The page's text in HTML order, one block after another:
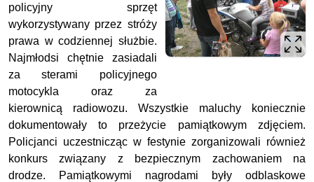
policyjny sprzęt
wykorzystywany przez stróży
prawa w codziennej służbie.
Najmłodsi chętnie zasiadali
za sterami policyjnego
motocykla oraz za
kierownicą radiowozu. Wszystkie maluchy koniecznie
dokumentowały to przeżycie pamiątkowym zdjęciem.
Policjanci uczestnicząc w festynie zorganizowali również
konkurs związany z bezpiecznym zachowaniem na
drodze. Pamiątkowymi nagrodami były odblaskowe